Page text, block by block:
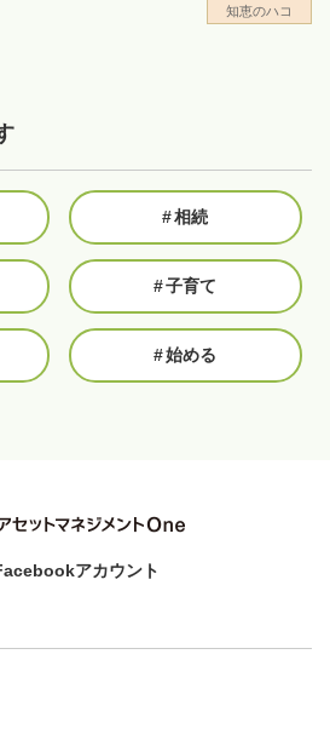
知恵のハコ
#相続
#子育て
#始める
アカウント